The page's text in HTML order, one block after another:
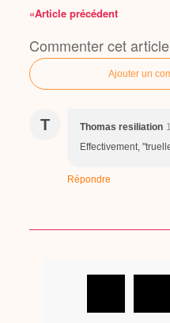
«Article précédent
Commenter cet article
Ajouter un
T Thomas resiliation
Effectivement,
Répondre